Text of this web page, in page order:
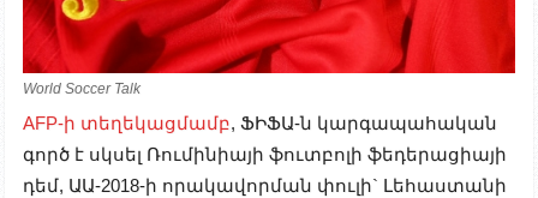
World Soccer Talk
AFP-ի տեղեկացմամբ, ՖԻՖԱ-ն կարգապահական
գործ է սկսել Ռումինիայի ֆուտբոլի ֆեդերացիայի
դեմ, ԱԱ-2018-ի որակավորման փուլի` Լեհաստանի